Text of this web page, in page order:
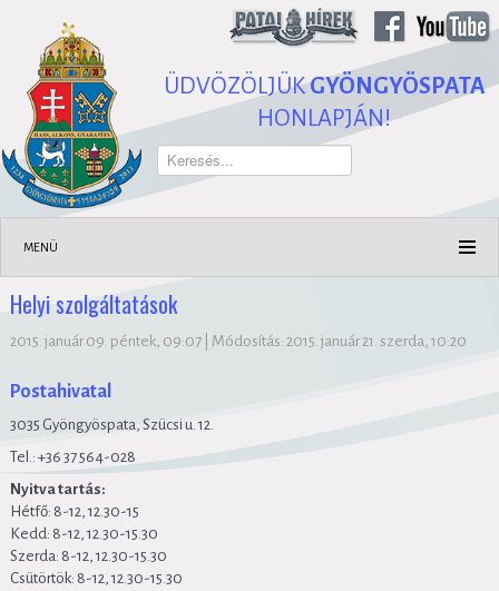
ÜDVÖZÖLJÜKGYÖNGYÖSPATA
HONLAPJÁN!
Keresés...
MENÜ
Helyi szolgáltatások
2015. január 09. péntek, 09:07 Módosítás: 2015. január 21. szerda, 10:20
Postahivatal
3035 Gyöngyöspata, Szücsi u. 12.
Tel.: +36 37 564-028
Nyitva tartás:
Hétfő: 8-12, 12.30-15
Kedd: 8-12, 12.30-15.30
Szerda: 8-12, 12.30-15.30
Csütörtök: 8-12, 12.30-15.30